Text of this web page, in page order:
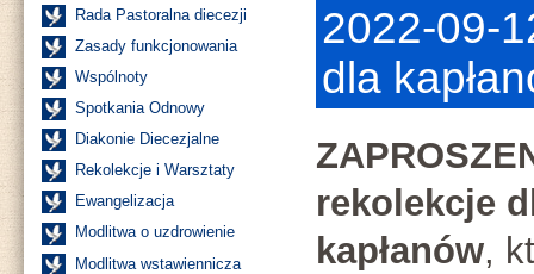
Rada Pastoralna diecezji
Zasady funkcjonowania
Wspólnoty
Spotkania Odnowy
Diakonie Diecezjalne
Rekolekcje i Warsztaty
Ewangelizacja
Modlitwa o uzdrowienie
Modlitwa wstawiennicza
2022-09-
dla
rekolekcje
kapłanów,